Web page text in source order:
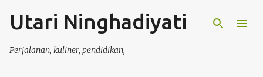
Langsung ke konten utama
Utari Ninghadiyati
Perjalanan, kuliner, pendidikan,